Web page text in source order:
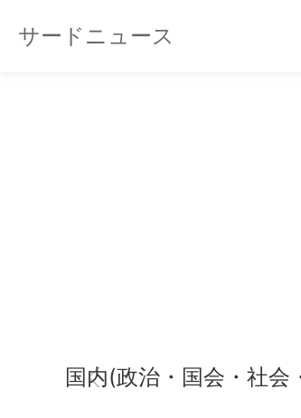
サードニュース
国内(政治・国会・社会